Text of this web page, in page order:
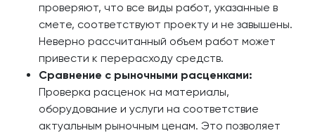
проверяют, что все виды работ, указанные в
смете, соответствуют проекту и не завышены.
Неверно рассчитанный объем работ может
привести к перерасходу средств.
Сравнение с рыночными расценками:
Проверка расценок на материалы,
оборудование и услуги на соответствие
актуальным рыночным ценам. Это позволяет